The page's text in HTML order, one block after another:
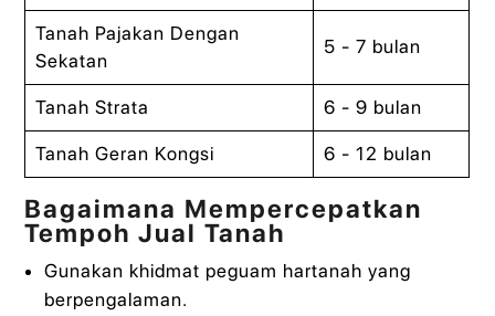
Tanah Pajakan Dengan
Sekatan
5 - 7 bulan
Tanah Strata 6 - 9 bulan
Tanah Geran Kongsi 6 - 12 bulan
Bagaimana Mempercepatkan
Tempoh Jual Tanah
Gunakan khidmat peguam hartanah yang
berpengalaman.